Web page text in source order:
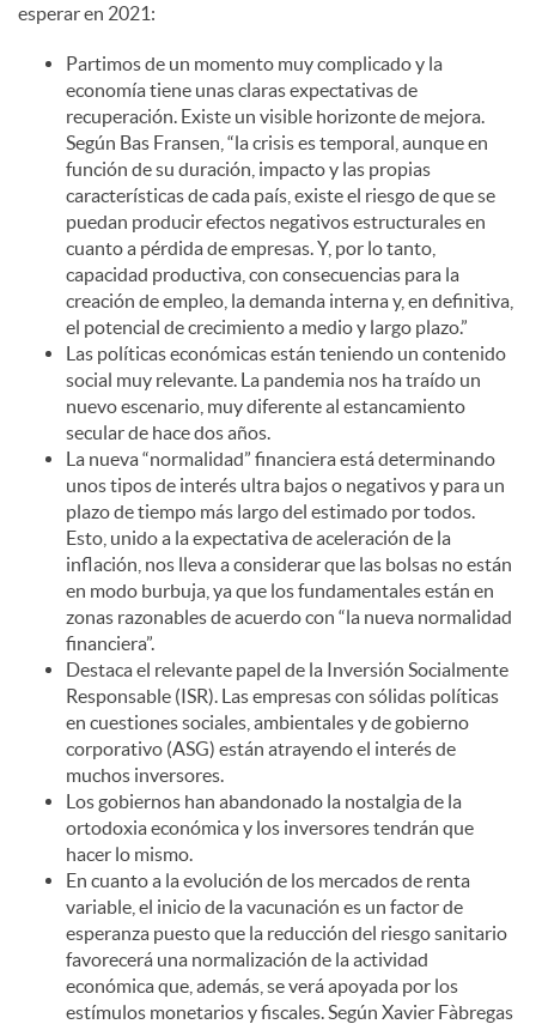
esperar en 2021:
Partimos de un momento muy complicado y la
economía tiene unas claras expectativas de
recuperación. Existe un visible horizonte de mejora.
Según Bas Fransen, “la crisis es temporal, aunque en
función de su duración, impacto y las propias
características de cada país, existe el riesgo de que se
puedan producir efectos negativos estructurales en
cuanto a pérdida de empresas. Y, por lo tanto,
capacidad productiva, con consecuencias para la
creación de empleo, la demanda interna y, en definitiva,
el potencial de crecimiento a medio y largo plazo.”
Las políticas económicas están teniendo un contenido
social muy relevante. La pandemia nos ha traído un
nuevo escenario, muy diferente al estancamiento
secular de hace dos años.
La nueva “normalidad” financiera está determinando
unos tipos de interés ultra bajos o negativos y para un
plazo de tiempo más largo del estimado por todos.
Esto, unido a la expectativa de aceleración de la
inflación, nos lleva a considerar que las bolsas no están
en modo burbuja, ya que los fundamentales están en
zonas razonables de acuerdo con “la nueva normalidad
financiera”.
Destaca el relevante papel de la Inversión Socialmente
Responsable (ISR). Las empresas con sólidas políticas
en cuestiones sociales, ambientales y de gobierno
corporativo (ASG) están atrayendo el interés de
muchos inversores.
Los gobiernos han abandonado la nostalgia de la
ortodoxia económica y los inversores tendrán que
hacer lo mismo.
En cuanto a la evolución de los mercados de renta
variable, el inicio de la vacunación es un factor de
esperanza puesto que la reducción del riesgo sanitario
favorecerá una normalización de la actividad
económica que, además, se verá apoyada por los
estímulos monetarios y fiscales. Según Xavier Fàbregas